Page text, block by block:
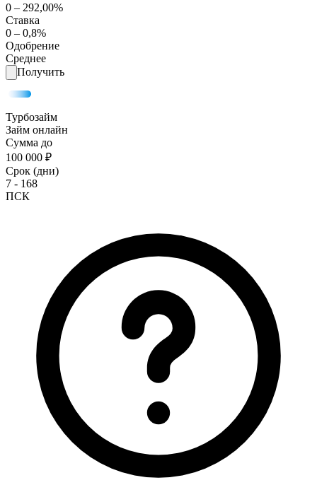
0 – 292,00%
Ставка
0 – 0,8%
Одобрение
Среднее
Получить
Турбозайм
Займ онлайн
Сумма до
100 000 ₽
Срок (дни)
7 - 168
ПСК